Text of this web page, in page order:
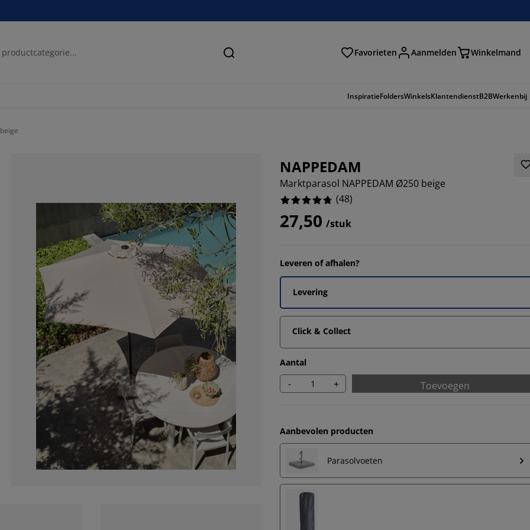
Zoeken Favorieten Aanmelden Winkelmand
InspiratieFoldersWinkelsKlantendienstB2BWerkenbij
NAPPEDAM
Marktparasol NAPPEDAM Ø250 beige
(48)
27,50 /stuk
Leveren of afhalen?
Levering
Click & Collect
Aantal
- + Toevoegen
Aanbevolen producten
Parasolvoeten
83.33333333333334%
10.416666666666668%
2.083333333333333%
4.166666666666666%